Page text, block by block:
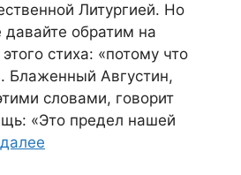
Литургией. Но
обратим на
стиха: «потому что
Блаженный Августин,
словами, говорит
«Это предел нашей